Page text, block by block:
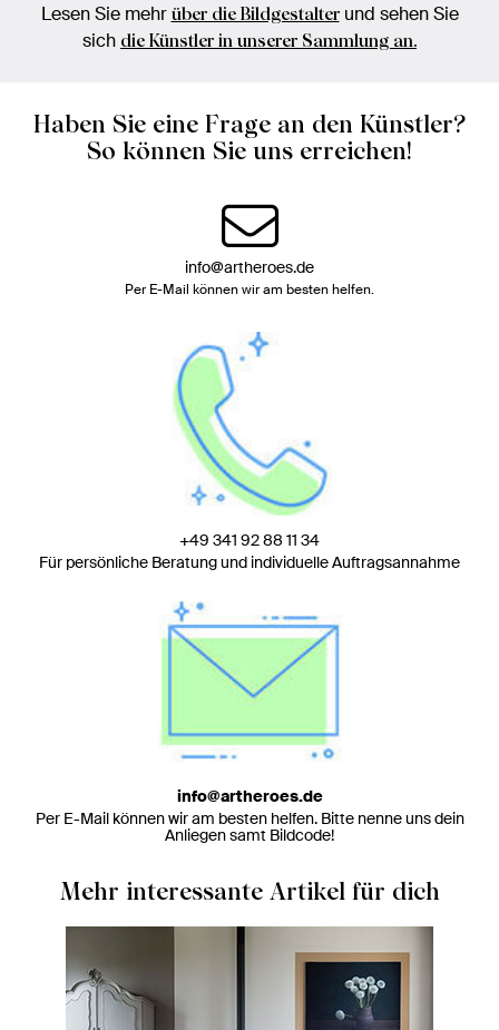
Lesen Sie mehr über die Bildgestalterund sehen Sie
sich die Künstler in unserer Sammlung an.
Haben Sie eine Frage an den Künstler?
So können Sie uns erreichen!
info@artheroes.de
Per E-Mail können wir am besten helfen.
+49 341 92 88 11 34
Für persönliche Beratung und individuelle Auftragsannahme
info@artheroes.de
Per E-Mail können wir am besten helfen. Bitte nenne uns dein
Anliegen samt Bildcode!
Mehr interessante Artikel für dich